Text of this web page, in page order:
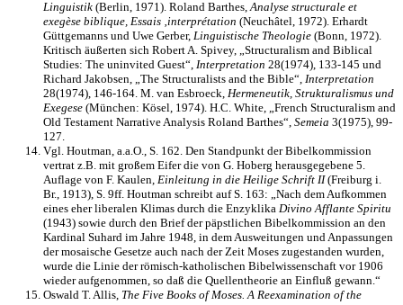
Linguistik (Berlin, 1971). Roland Barthes,Analyse structurale et
exegèse biblique, Essais ‚interprétation (Neuchâtel, 1972). Erhardt
Güttgemanns und Uwe Gerber, Linguistische Theologie (Bonn, 1972).
Kritisch äußerten sich Robert A. Spivey, „Structuralism and Biblical
Studies: The uninvited Guest“, Interpretation 28(1974), 133-145 und
Richard Jakobsen, „The Structuralists and the Bible“, Interpretation
28(1974), 146-164. M. van Esbroeck, Hermeneutik, Strukturalismus und
Exegese (München: Kösel, 1974). H.C. White, „French Structuralism and
Old Testament Narrative Analysis Roland Barthes“, Semeia 3(1975), 99-
127.
Vgl. Houtman, a.a.O., S. 162. Den Standpunkt der Bibelkommission
vertrat z.B. mit großem Eifer die von G. Hoberg herausgegebene 5.
Auflage von F. Kaulen, Einleitung in die Heilige Schrift II(Freiburg i.
Br., 1913), S. 9ff. Houtman schreibt auf S. 163: „Nach dem Aufkommen
eines eher liberalen Klimas durch die Enzyklika Divino Afflante Spiritu
(1943) sowie durch den Brief der päpstlichen Bibelkommission an den
Kardinal Suhard im Jahre 1948, in dem Ausweitungen und Anpassungen
der mosaische Gesetze auch nach der Zeit Moses zugestanden wurden,
wurde die Linie der römisch-katholischen Bibelwissenschaft vor 1906
wieder aufgenommen, so daß die Quellentheorie an Einfluß gewann.“
Oswald T. Allis, The Five Books of Moses. A Reexamination of the